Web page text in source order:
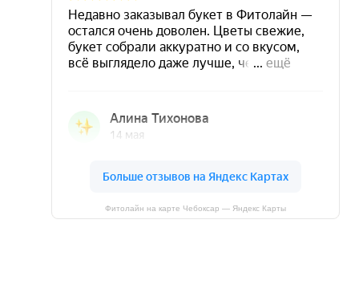
Фитолайн на карте Чебоксар — Яндекс Карты